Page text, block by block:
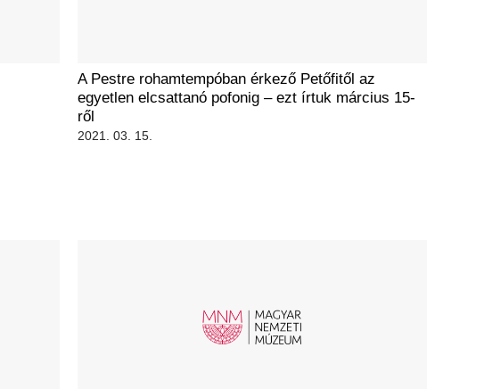
A Pestre rohamtempóban érkező Petőfitől az
egyetlen elcsattanó pofonig – ezt írtuk március 15-
ről
2021. 03. 15.